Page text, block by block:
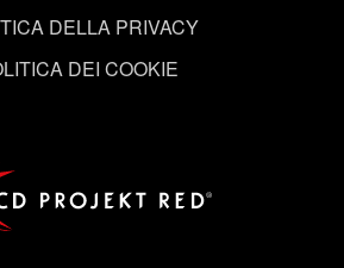
DELLA PRIVACY
DEI COOKIE